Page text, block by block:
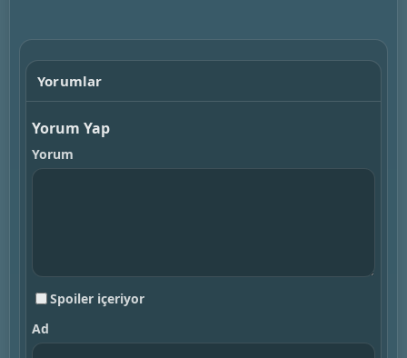
Yorumlar
Yorum Yap
Yorum
Spoiler içeriyor
Ad